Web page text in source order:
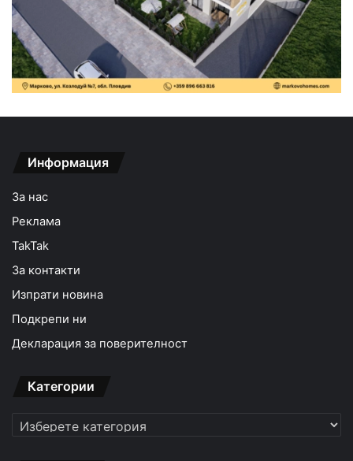
Информация
За нас
Реклама
TakTak
За контакти
Изпрати новина
Подкрепи ни
Декларация за поверителност
Категории
Категории